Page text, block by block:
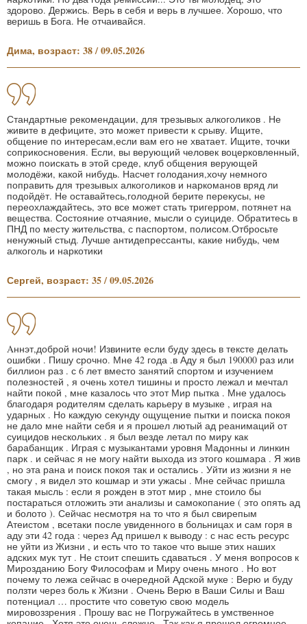
здорово. Держись. Верь в себя и верь в лучшее. Хорошо, что
веришь в Бога. Не отчаивайся.
Дима, возраст: 38 / 09.05.2026
Стандартные рекомендации, для трезывых алкоголиков . Не
живите в дефиците, это может привести к срыву. Ищите,
общение по интересам,если вам его не хватает. Ищите, точки
соприкосновения. Если, вы верующий человек воцерковленный,
можно поискать в этой среде, клуб общения верующей
молодёжи, какой нибудь. Насчет голодания,хочу немного
поправить для трезывых алкоголиков и наркоманов вряд ли
подойдёт. Не оставайтесь,голодной берите перекусы, не
переохлаждайтесь, это все может стать тригерром, потянет на
вещества. Состояние отчаяние, мысли о суициде. Обратитесь в
ПНД по месту жительства, с паспортом, полисом.Отбросьте
ненужный стыд. Лучше антидепрессанты, какие нибудь, чем
алкоголь и наркотики
Сергей, возраст: 35 / 09.05.2026
Aннэт,доброй ночи! Извините если буду здесь в тексте делать
ошибки . Пишу срочно. Мне 42 года .в Аду я был 190000 раз или
биллион раз . с 6 лет вместо занятий спортом и изучением
полезностей , я очень хотел тишины и просто лежал и мечтал
найти покой , мне казалось что этот Мир пытка . Мне удалось
благодаря родителям сделать карьеру в музыке , играя на
ударных . Но каждую секунду ощущение пытки и поиска покоя
не дало мне найти себя и я прошел лютый ад реанимаций от
суицидов нескольких . я был везде летал по миру как
барабанщик . Играя с музыкантами уровня Мадонны и линкин
парк . и сейчас я не могу найти выхода из этого кошмара . Я жив
, но эта рана и поиск покоя так и остались . Уйти из жизни я не
смогу , я видел это кошмар и эти ужасы . Мне сейчас пришла
такая мысль : если я рожден в этот мир , мне стоило бы
постараться отложить эти анализы и самокопание ( это опять ад
и болото ). Сейчас несмотря на то что я был свирепым
Атеистом , всетаки после увиденного в больницах и сам горя в
аду эти 42 года : через Ад пришел к выводу : с нас есть ресурс
не уйти из Жизни , и есть что то такое что выше этих наших
адских мук тут . Не стоит спешить сдаваться . У меня вопросов к
Мирозданию Богу Философам и Миру очень много . Но вот
почему то лежа сейчас в очередной Адской муке : Верю и буду
ползти через боль к Жизни . Очень Верю в Ваши Силы и Ваш
потенциал … простите что советую свою модель
мировоззрения . Прошу вас не Погружайтесь в умственное